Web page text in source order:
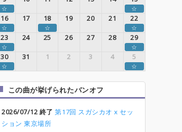
☆ ☆
16 17 18 19 20 21 22
☆ ☆ ☆
23 24 25 26 27 28 29
☆ ☆
30 31 1 2 3 4 5
☆ ☆
この曲が挙げられたバンオフ
2026/07/12 終了 第17回 スガシカオ x セッ
ション 東京場所